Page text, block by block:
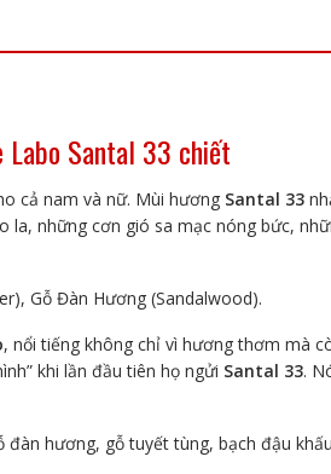
lượng
Labo Santal 33 chiết
cả nam và nữ. Mùi hương Santal 33
những cơn gió sa mạc nóng bức,
Gỗ Đàn Hương (Sandalwood).
, nổi tiếng không chỉ vì hương thơm mà
khi lần đầu tiên họ ngửi Santal 33.
đàn hương, gỗ tuyết tùng, bạch đậu